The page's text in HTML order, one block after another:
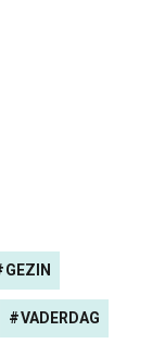
GEZIN
VADERDAG